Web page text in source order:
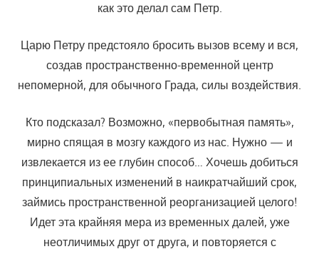
как это делал сам Петр.
Царю Петру предстояло бросить вызов всему и вся,
создав пространственно-временной центр
непомерной, для обычного Града, силы воздействия.
Кто подсказал? Возможно, «первобытная память»,
мирно спящая в мозгу каждого из нас. Нужно — и
извлекается из ее глубин способ… Хочешь добиться
принципиальных изменений в наикратчайший срок,
займись пространственной реорганизацией целого!
Идет эта крайняя мера из временных далей, уже
неотличимых друг от друга, и повторяется с